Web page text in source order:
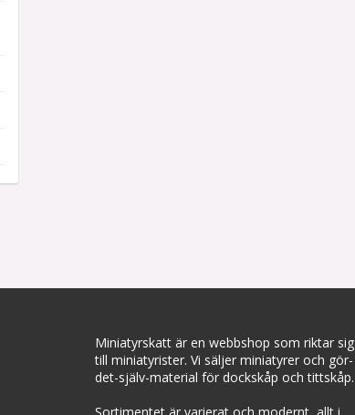
Miniatyrskatt är en webbshop som riktar sig
till miniatyrister. Vi säljer miniatyrer och gör-
det-själv-material för dockskåp och tittskåp.